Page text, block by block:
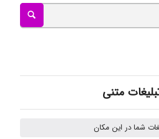
Nazaninkarkon
Mehrab
متنی
شما در این مکان